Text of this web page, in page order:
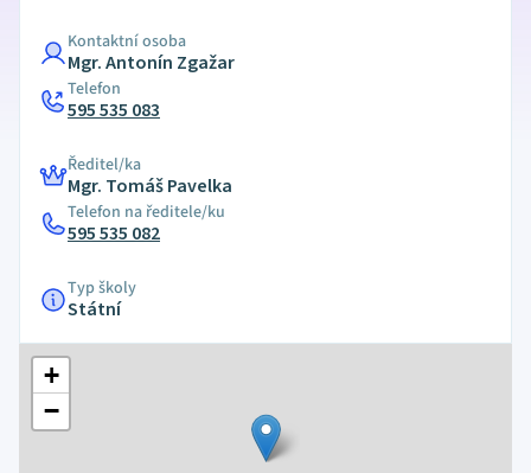
Kontaktní osoba
Mgr. Antonín Zgažar
Telefon
595 535 083
Ředitel/ka
Mgr. Tomáš Pavelka
Telefon na ředitele/ku
595 535 082
Typ školy
Státní
+
−